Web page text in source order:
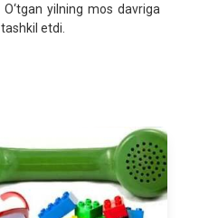
yilning mos davriga
etdi.